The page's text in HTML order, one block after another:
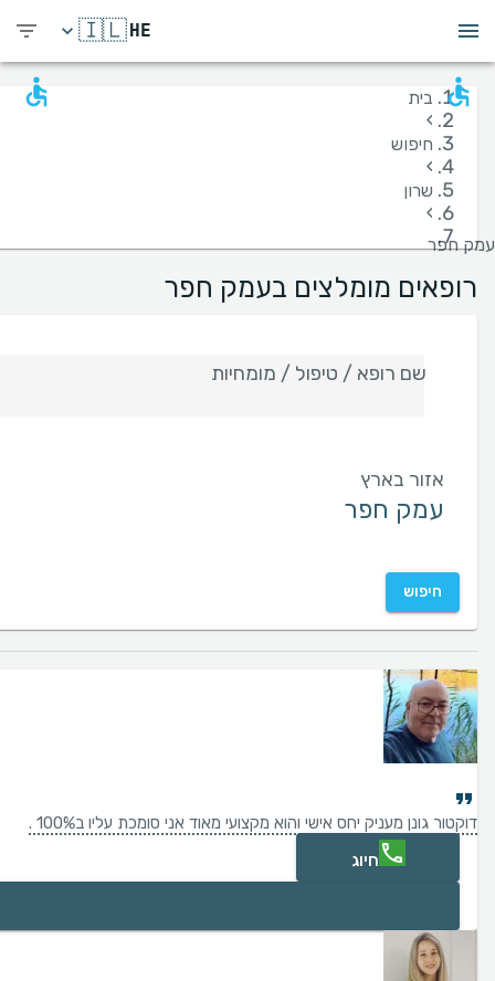
HE
🇮🇱
בית
›
חיפוש
›
שרון
›
עמק חפר
רופאים מומלצים בעמק חפר
שם רופא / טיפול / מומחיות
אזור בארץ
חיפוש
דוקטור גונן מעניק יחס אישי והוא מקצועי מאוד אני סומכת עליו ב100% .
חיוג